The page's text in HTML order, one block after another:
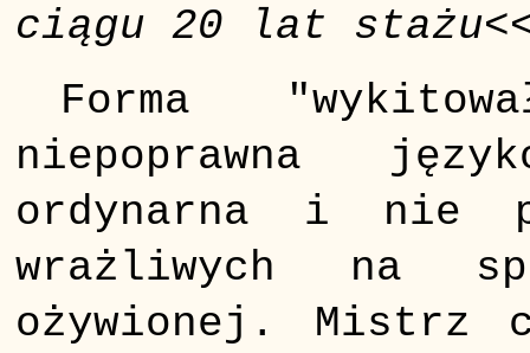
ciągu 20 lat stażu
Forma
niepoprawna
ordynarna i nie
wrażliwych na
ożywionej. Mistrz